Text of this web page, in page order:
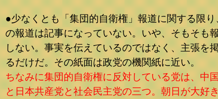
●少なくとも「集団的自衛権」報道に関する限り
の報道は記事になっていない。いや、そもそも
しない。事実を伝えているのではなく、主張を
るだけだ。その紙面は政党の機関紙に近い。
ちなみに集団的自衛権に反対している党は、中
と日本共産党と社会民主党の三つ。朝日が大好